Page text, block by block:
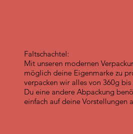
Faltschachtel:
Mit unseren modernen
möglich deine Eigenmarke zu
verpacken wir alles von 360g
Du eine andere Abpackung
einfach auf deine Vorstellungen